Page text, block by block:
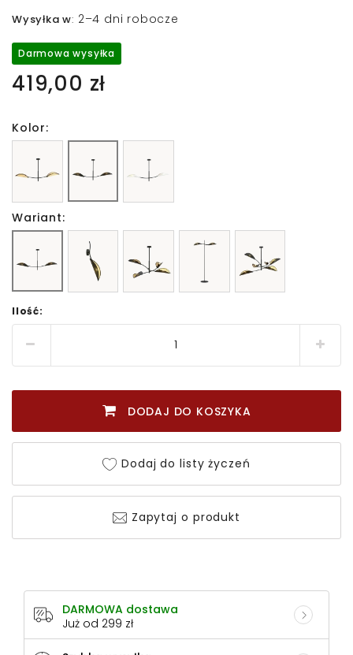
Wysyłka w: 2–4 dni robocze
Darmowa wysyłka
419,00 zł
Kolor:
Wariant:
Ilość:
DODAJ DO KOSZYKA
Dodaj do listy życzeń
Zapytaj o produkt
DARMOWA dostawa
Już od 299 zł